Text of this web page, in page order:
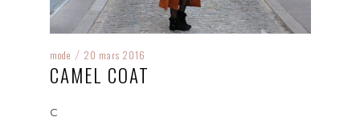
mode / 20 mars 2016
CAMEL COAT
C